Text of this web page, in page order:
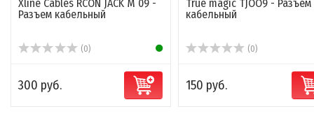
Xline Cables RCON JACK M 09 -
Разъем кабельный
(0)
300 руб.
True magic TJOO9 - Разъем
кабельный
(0)
150 руб.